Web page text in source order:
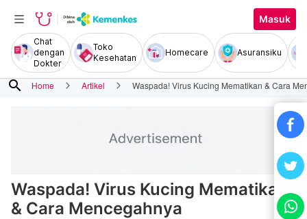
Masuk
Chat
dengan
Dokter
Toko
Kesehatan
Homecare Asuransiku
search Home Artikel Waspada! Virus Kucing Mematikan & Cara
Waspada! Virus Kucing Mematikan
& Cara Mencegahnya